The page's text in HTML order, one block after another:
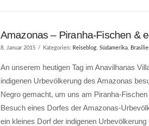
Amazonas – Piranha-Fischen &
8. Januar 2015 Kategorien: Reiseblog, Südamerika,
An unserem heutigen Tag im Anavilhanas
indigenen Urbevölkerung des Amazonas
Negro gemacht, um uns am Piranha-
Besuch eines Dorfes der Amazonas-
ein kleines Dorf der indigenen